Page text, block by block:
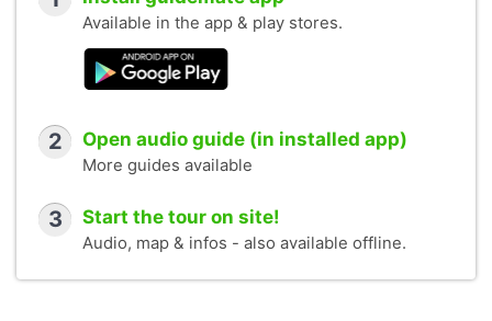
Available in the app & play stores.
2 Open audio guide (in installed app)
More guides available
3 Start the tour on site!
Audio, map & infos - also available offline.